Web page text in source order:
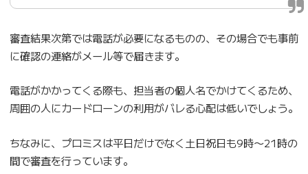
審査結果次第では電話が必要になるものの、その場合でも事前
に確認の連絡がメール等で届きます。
電話がかかってくる際も、担当者の個人名でかけてくるため、
周囲の人にカードローンの利用がバレる心配は低いでしょう。
ちなみに、プロミスは平日だけでなく土日祝日も9時〜21時の
間で審査を行っています。